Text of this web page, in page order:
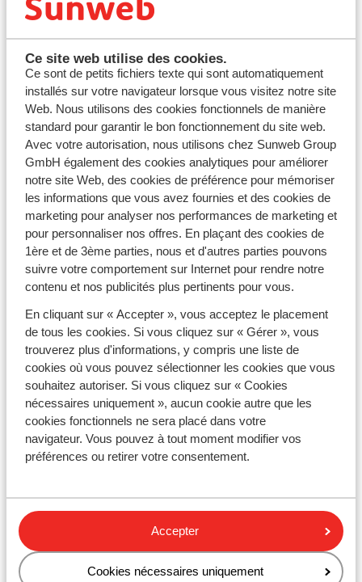
Ce site web utilise des cookies.
Ce sont de petits fichiers texte qui sont automatiquement
installés sur votre navigateur lorsque vous visitez notre site
Web. Nous utilisons des cookies fonctionnels de manière
standard pour garantir le bon fonctionnement du site web.
Avec votre autorisation, nous utilisons chez Sunweb Group
GmbH également des cookies analytiques pour améliorer
notre site Web, des cookies de préférence pour mémoriser
les informations que vous avez fournies et des cookies de
marketing pour analyser nos performances de marketing et
pour personnaliser nos offres. En plaçant des cookies de
1ère et de 3ème parties, nous et d'autres parties pouvons
suivre votre comportement sur Internet pour rendre notre
contenu et nos publicités plus pertinents pour vous.
En cliquant sur « Accepter », vous acceptez le placement
de tous les cookies. Si vous cliquez sur « Gérer », vous
trouverez plus d'informations, y compris une liste de
cookies où vous pouvez sélectionner les cookies que vous
souhaitez autoriser. Si vous cliquez sur « Cookies
nécessaires uniquement », aucun cookie autre que les
cookies fonctionnels ne sera placé dans votre
navigateur. Vous pouvez à tout moment modifier vos
préférences ou retirer votre consentement.
Accepter
Cookies nécessaires uniquement
Contact
mongroupe@sunweb.fr
01.84.88.61.00
Conditions Générales de Vente|Conditions
particulières de Vente
Assurances| Assistance
A propos de Sunweb
Paramétrage des cookies
Préférences marketing
Cookies
Informations de voyage
Espace presse
Travailler chez Sunweb
Politique de confidentialité
Clause de non responsabilité